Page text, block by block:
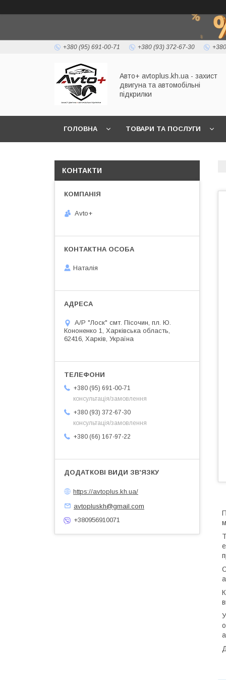
+380 (95) 691-00-71 +380 (93) 372-67-30
Авто+ avtoplus.kh.ua - захист
двигуна та автомобільні
підкрилки
ГОЛОВНА ТОВАРИ ТА ПОСЛУГИ
КОНТАКТИ
Avto+
Наталія
А/Р "Лоск" смт. Пісочин, пл. Ю.
Кононенко 1, Харківська область,
62416, Харків, Україна
+380 (95) 691-00-71
консультація/замовлення
+380 (93) 372-67-30
консультація/замовлення
+380 (66) 167-97-22
https://avtoplus.kh.ua/
avtopluskh@gmail.com
+380956910071